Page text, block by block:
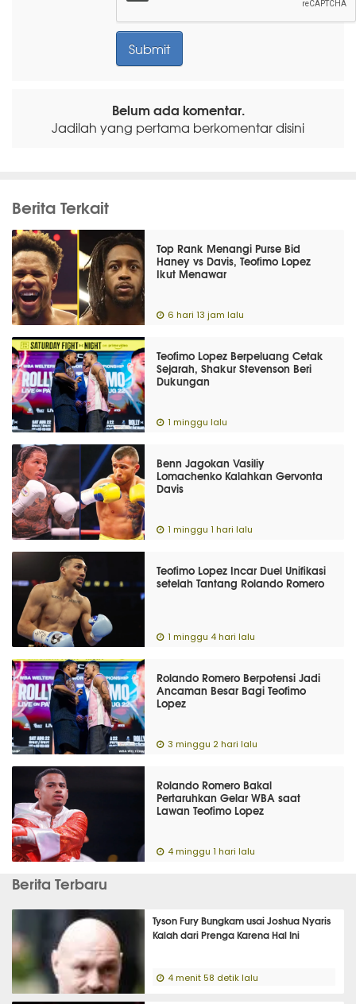
Belum ada komentar.
Jadilah yang pertama berkomentar disini
Berita Terkait
Top Rank Menangi Purse Bid
Haney vs Davis, Teofimo Lopez
Ikut Menawar
6 hari 13 jam lalu
Teofimo Lopez Berpeluang Cetak
Sejarah, Shakur Stevenson Beri
Dukungan
1 minggu lalu
Benn Jagokan Vasiliy
Lomachenko Kalahkan Gervonta
Davis
1 minggu 1 hari lalu
Teofimo Lopez Incar Duel Unifikasi
setelah Tantang Rolando Romero
1 minggu 4 hari lalu
Rolando Romero Berpotensi Jadi
Ancaman Besar Bagi Teofimo
Lopez
3 minggu 2 hari lalu
Rolando Romero Bakal
Pertaruhkan Gelar WBA saat
Lawan Teofimo Lopez
4 minggu 1 hari lalu
Berita Terbaru
Tyson Fury Bungkam usai Joshua Nyaris
Kalah dari Prenga Karena Hal Ini
4 menit 58 detik lalu